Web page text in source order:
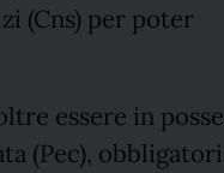
(Cns) per poter
essere in
(Pec),